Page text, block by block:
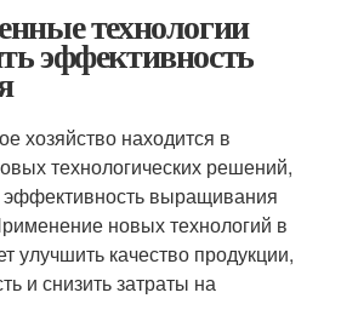
технологии
эффективность
хозяйство находится в
технологических решений,
выращивания
новых технологий в
улучшить качество продукции,
и снизить затраты на